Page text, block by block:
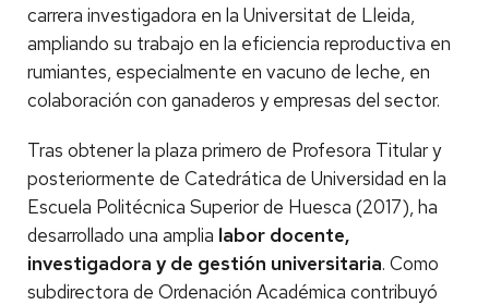
carrera investigadora en la Universitat de Lleida,
ampliando su trabajo en la eficiencia reproductiva en
rumiantes, especialmente en vacuno de leche, en
colaboración con ganaderos y empresas del sector.
Tras obtener la plaza primero de Profesora Titular y
posteriormente de Catedrática de Universidad en la
Escuela Politécnica Superior de Huesca (2017), ha
desarrollado una amplia labor docente,
investigadora y de gestión universitaria. Como
subdirectora de Ordenación Académica contribuyó